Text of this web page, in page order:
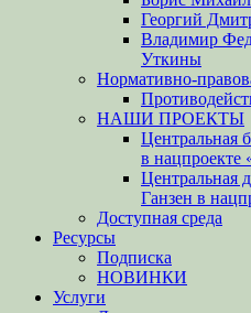
Георгий
Владимир
Уткины
Нормативно-
НАШИ ПРОЕКТЫ
Центральная
в нацпроекте
Центральная
Ганзен в
Доступная среда
Ресурсы
Подписка
НОВИНКИ
Услуги